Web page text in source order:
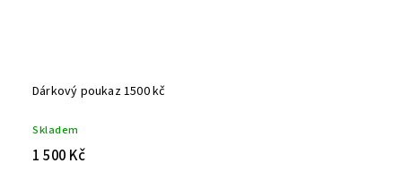
Dárkový poukaz 1500 kč
Skladem
1 500 Kč